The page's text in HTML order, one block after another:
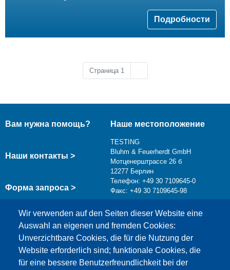
Подробности
Страница 1
Wir verwenden auf den Seiten dieser Website eine
Auswahl an eigenen und fremden Cookies:
Unverzichtbare Cookies, die für die Nutzung der
Website erforderlich sind; funktionale Cookies, die
für eine bessere Benutzerfreundlichkeit bei der
Вам нужна помощь?
Наши контакты >
Форма запроса >
Наше местоположение
TESTING
Bluhm & Feuerherdt GmbH
Мотценерштрассе 26 б
12277 Берлин
Телефон: +49 30 7109645-0
Факс: +49 30 7109645-98
info@testing.de